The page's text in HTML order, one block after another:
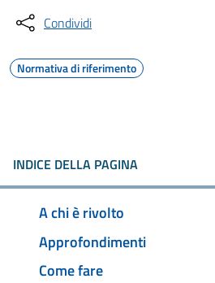
Condividi
Normativa di riferimento
INDICE DELLA PAGINA
A chi è rivolto
Approfondimenti
Come fare